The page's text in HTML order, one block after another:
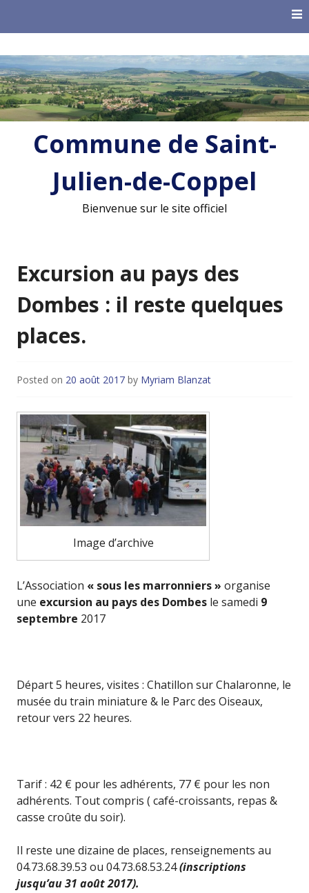
Commune de Saint-
Julien-de-Coppel
Bienvenue sur le site officiel
Excursion au pays des
Dombes : il reste quelques
places.
Posted on 20 août 2017 by Myriam Blanzat
Image d’archive
L’Association « sous les marronniers » organise
une excursion au pays des Dombes le samedi 9
septembre 2017
Départ 5 heures, visites : Chatillon sur Chalaronne, le
musée du train miniature & le Parc des Oiseaux,
retour vers 22 heures.
Tarif : 42 € pour les adhérents, 77 € pour les non
adhérents. Tout compris ( café-croissants, repas &
casse croûte du soir).
Il reste une dizaine de places, renseignements au
04.73.68.39.53 ou 04.73.68.53.24(inscriptions
jusqu’au 31 août 2017).